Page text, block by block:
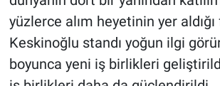
yüzlerce alım heyetinin yer
Keskinoğlu standı yoğun ilgi
boyunca yeni iş birlikleri